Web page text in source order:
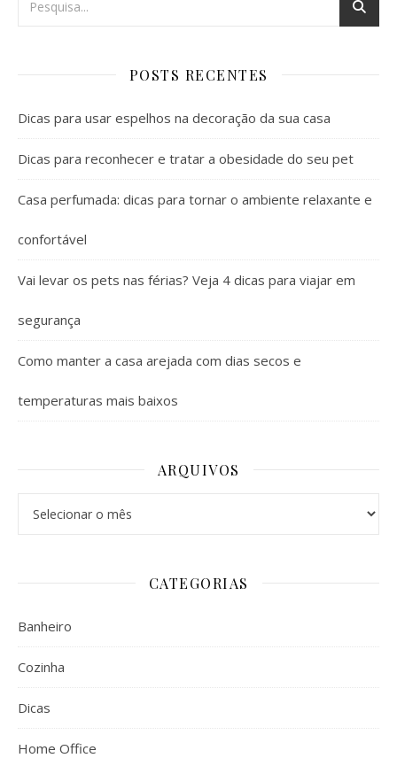
POSTS RECENTES
Dicas para usar espelhos na decoração da sua casa
Dicas para reconhecer e tratar a obesidade do seu pet
Casa perfumada: dicas para tornar o ambiente relaxante e
confortável
Vai levar os pets nas férias? Veja 4 dicas para viajar em
segurança
Como manter a casa arejada com dias secos e
temperaturas mais baixos
ARQUIVOS
CATEGORIAS
Banheiro
Cozinha
Dicas
Home Office